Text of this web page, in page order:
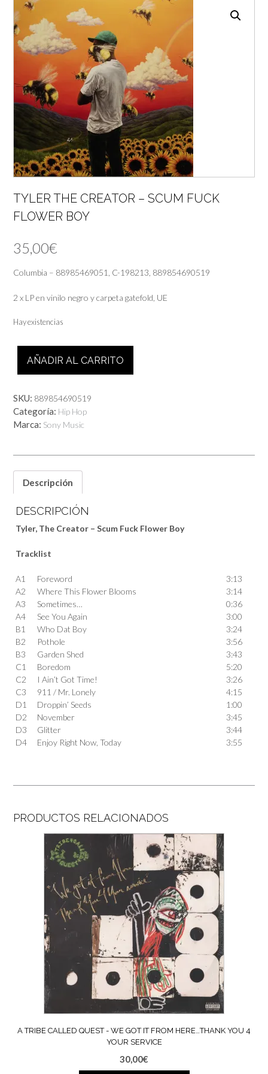
TYLER THE CREATOR – SCUM FUCK
FLOWER BOY
35,00€
Columbia – 88985469051, C-198213, 889854690519
2 x LP en vinilo negro y carpeta gatefold, UE
Hay existencias
Creator
Scum
Fuck
Flower
AÑADIR AL CARRITO
SKU: 889854690519
Categoría: Hip Hop
Marca: Sony Music
Descripción
DESCRIPCIÓN
Tyler, The Creator – Scum Fuck Flower Boy
Tracklist
A1 Foreword
3:13
A2
Where This Flower Blooms
3:14
A3
Sometimes…
0:36
A4
See You Again
3:00
B1
Who Dat Boy
3:24
B2
Pothole
3:56
B3
Garden Shed
3:43
C1
Boredom
5:20
C2
I Ain’t Got Time!
3:26
C3
911 / Mr. Lonely
4:15
D1
Droppin’ Seeds
1:00
D2
November
3:45
D3
Glitter
3:44
D4
Enjoy Right Now, Today 3:55
PRODUCTOS RELACIONADOS
A TRIBE CALLED QUEST ‎- WE GOT IT FROM HERE…THANK YOU 4
YOUR SERVICE
30,00€